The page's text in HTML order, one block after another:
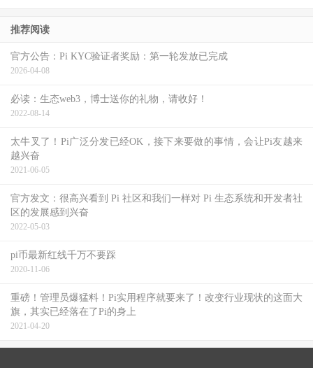
推荐阅读
官方公告：Pi KYC验证者奖励：第一轮发放已完成
2026-04-08
必读：生态web3，博士送你的礼物，请收好！
2022-08-14
太牛叉了！Pi广泛分发已经OK，接下来要做的事情，会让Pi友越来
越兴奋
2021-06-05
官方发文：很高兴看到 Pi 社区和我们一样对 Pi 生态系统和开发者社
区的发展感到兴奋
2022-05-03
pi币最新红线千万不要踩
2020-11-06
重磅！管理员爆猛料！Pi实用程序就要来了！改变行业现状的这面大
旗，其实已经落在了Pi的身上
2021-04-20